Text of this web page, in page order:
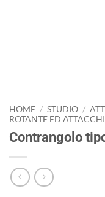
HOME / STUDIO /
ROTANTE ED ATTACCHI
Contrangolo